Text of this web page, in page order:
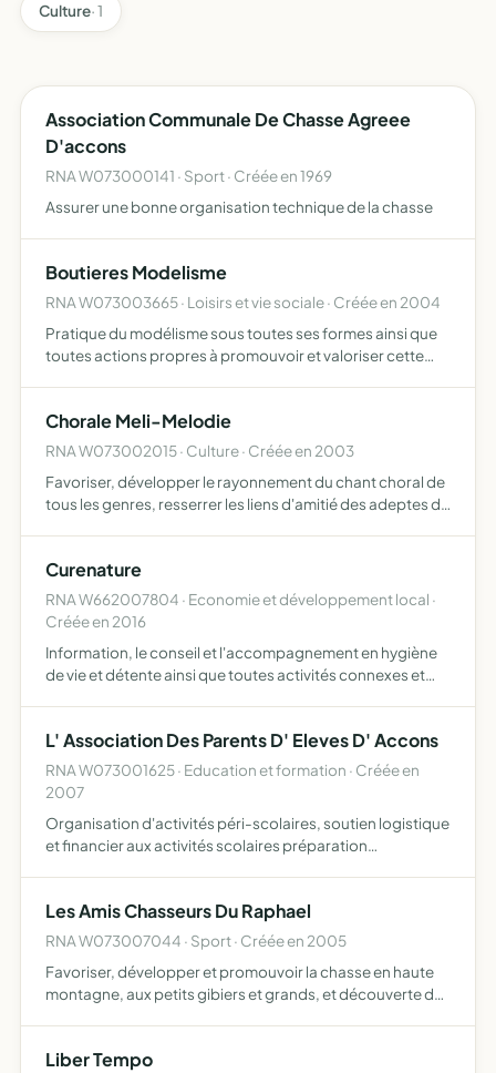
Culture· 1
Association Communale De Chasse Agreee
D'accons
RNA W073000141 · Sport · Créée en 1969
Assurer une bonne organisation technique de la chasse
Boutieres Modelisme
RNA W073003665 · Loisirs et vie sociale · Créée en 2004
Pratique du modélisme sous toutes ses formes ainsi que
toutes actions propres à promouvoir et valoriser cette
Chorale Meli-Melodie
RNA W073002015 · Culture · Créée en 2003
Favoriser, développer le rayonnement du chant choral de
tous les genres, resserrer les liens d'amitié des adeptes du
Curenature
RNA W662007804 · Economie et développement local ·
Créée en 2016
Information, le conseil et l'accompagnement en hygiène
de vie et détente ainsi que toutes activités connexes et
L' Association Des Parents D' Eleves D' Accons
RNA W073001625 · Education et formation · Créée en
2007
Organisation d'activités péri-scolaires, soutien logistique
et financier aux activités scolaires préparation
Les Amis Chasseurs Du Raphael
RNA W073007044 · Sport · Créée en 2005
Favoriser, développer et promouvoir la chasse en haute
montagne, aux petits gibiers et grands, et découverte des
Liber Tempo